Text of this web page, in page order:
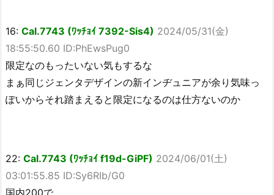
16: Cal.7743 (ﾜｯﾁｮｲ 7392-Sis4) 2024/05/31(金)
18:55:50.60 ID:PhEwsPug0
限定なのもったいない気もするな
まぁ同じジェンタデザインの新インヂュニアが余り気味っ
ぽいからそれ踏まえると限定になるのは仕方ないのか
22: Cal.7743 (ﾜｯﾁｮｲ f19d-GiPF) 2024/06/01(土)
03:01:55.85 ID:Sy6RIb/G0
国内200で